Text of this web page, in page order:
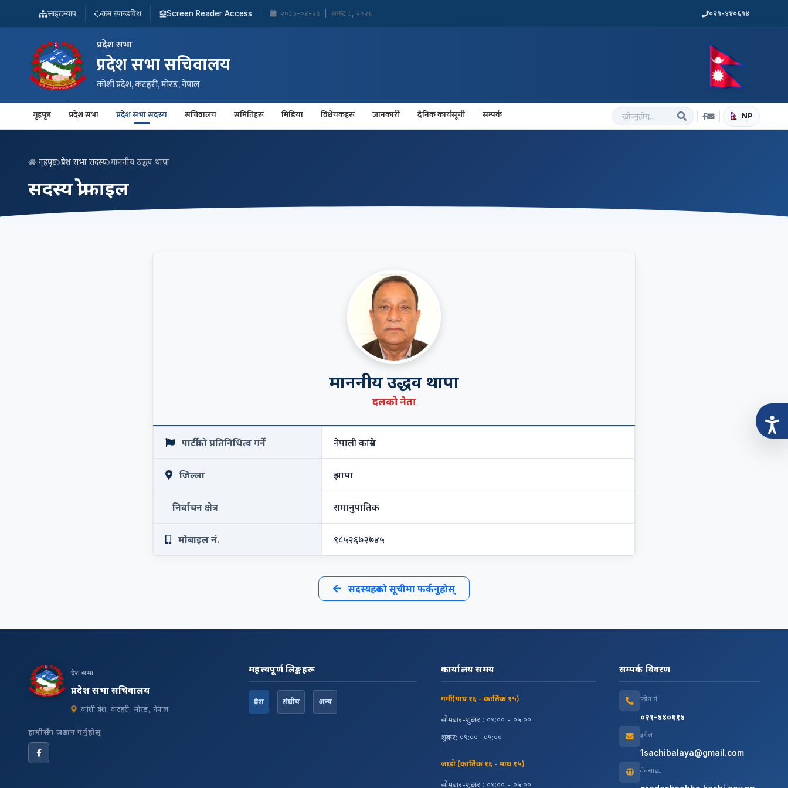
साइटम्याप कम ब्यान्डविथ Screen Reader Access २०८३-०४-२३ अगष्ट ८, २०२६ ०२१-४४०६१४
प्रदेश सभा
प्रदेश सभा सचिवालय
कोशी प्रदेश, कटहरी, मोरङ, नेपाल
गृहपृष्ठ प्रदेश सभा प्रदेश सभा सदस्य सचिवालय समितिहरू मिडिया विधेयकहरू जानकारी दैनिक कार्यसूची सम्पर्क NP
गृहपृष्ठ प्रदेश सभा सदस्य माननीय उद्धव थापा
सदस्य प्रोफाइल
माननीय उद्धव थापा
दलको नेता
पार्टीको प्रतिनिधित्व गर्ने नेपाली कांग्रेस
जिल्ला झापा
निर्वाचन क्षेत्र समानुपातिक
मोबाइल नं. ९८५२६७२७४५
सदस्यहरूको सूचीमा फर्कनुहोस्
प्रदेश सभा
प्रदेश सभा सचिवालय
कोशी प्रदेश, कटहरी, मोरङ, नेपाल
हामीसँग जडान गर्नुहोस्
महत्त्वपूर्ण लिङ्कहरू
प्रदेश संघीय अन्य
कार्यालय समय
गर्मी (माघ १६ - कार्तिक १५)
सोमबार-शुक्रबार : ०९:०० - ०५:००
शुक्रबार: ०९:००- ०५:००
जाडो (कार्तिक १६ - माघ १५)
सोमबार-शुक्रबार : ०९:०० - ०५:००
सम्पर्क विवरण
फोन नं.
०२१-४४०६१४
इमेल
1sachibalaya@gmail.com
वेबसाइट